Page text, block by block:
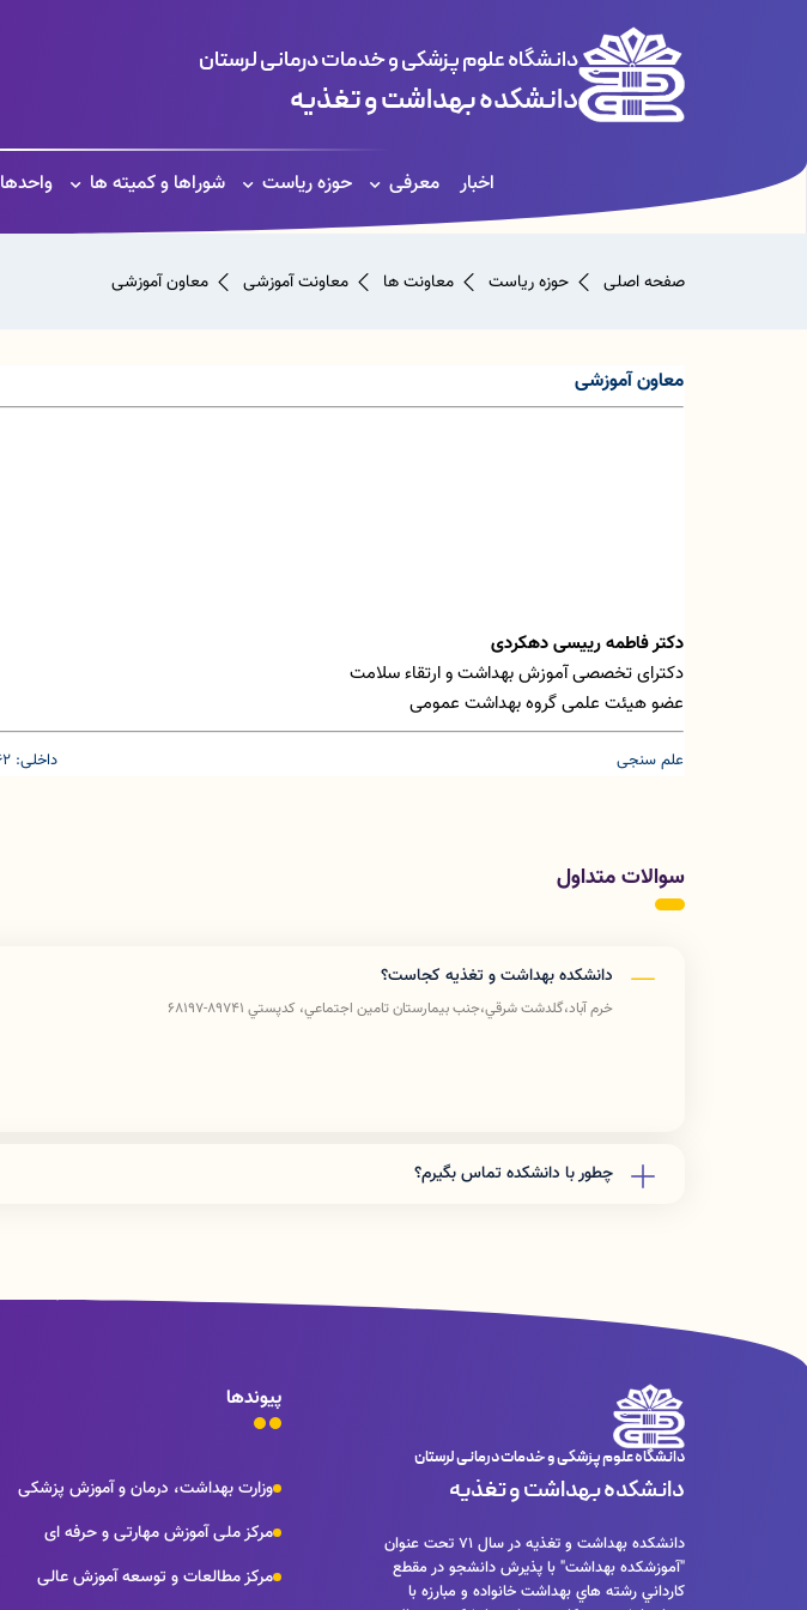
دانشگاه علوم پزشکی و خدمات درمانی لرستان
دانشکده بهداشت و تغذیه
اخبار معرفی حوزه ریاست شوراها و کمیته ها واحدها
صفحه اصلی حوزه ریاست معاونت ها معاونت آموزشی معاون آموزشی
معاون آموزشی
دکتر فاطمه رییسی دهکردی
دکترای تخصصی آموزش بهداشت و ارتقاء سلامت
عضو هیئت علمی گروه بهداشت عمومی
علم سنجی داخلی: 262
سوالات متداول
دانشکده بهداشت و تغذیه کجاست؟
خرم آباد،گلدشت شرقي،جنب بيمارستان تامين اجتماعي، كدپستي 89741-68197
چطور با دانشکده تماس بگیرم؟
دانشگاه علوم پزشکی و خدمات درمانی لرستان
دانشکده بهداشت و تغذیه
دانشكده بهداشت و تغذيه در سال 71 تحت عنوان
"آموزشكده بهداشت" با پذيرش دانشجو در مقطع
كارداني رشته هاي بهداشت خانواده و مبارزه با
پیوندها
وزارت بهداشت، درمان و آموزش پزشکی
مرکز ملی آموزش مهارتی و حرفه ای
مرکز مطالعات و توسعه آموزش عالی